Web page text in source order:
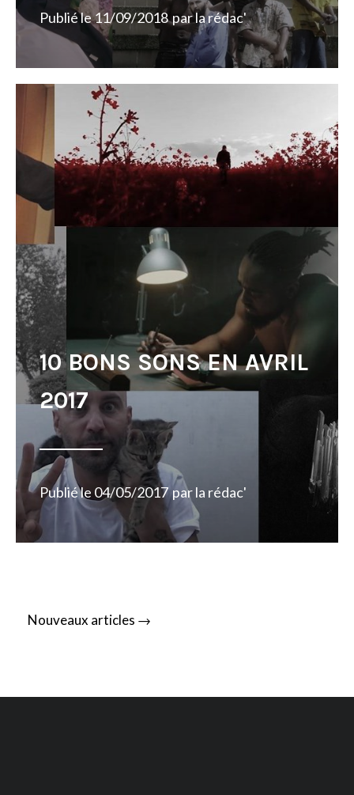
Publié le11/09/2018 parla rédac'
10 BONS SONS EN AVRIL
2017
Publié le 04/05/2017 parla rédac'
Posts
Nouveaux articles →